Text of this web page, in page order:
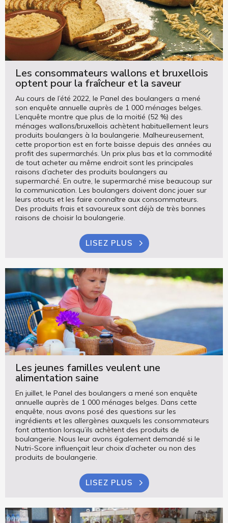
Les consommateurs wallons et bruxellois
optent pour la fraîcheur et la saveur
Au cours de l’été 2022, le Panel des boulangers a mené
son enquête annuelle auprès de 1 000 ménages belges.
L’enquête montre que plus de la moitié (52 %) des
ménages wallons/bruxellois achètent habituellement leurs
produits boulangers à la boulangerie. Malheureusement,
cette proportion est en forte baisse depuis des années au
profit des supermarchés. Un prix plus bas et la commodité
de tout acheter au même endroit sont les principales
raisons d’acheter des produits boulangers au
supermarché. En outre, le supermarché mise beaucoup sur
la communication. Les boulangers doivent donc jouer sur
leurs atouts et les faire connaître aux consommateurs.
Des produits frais et savoureux sont déjà de très bonnes
raisons de choisir la boulangerie.
LISEZ PLUS
Les jeunes familles veulent une
alimentation saine
En juillet, le Panel des boulangers a mené son enquête
annuelle auprès de 1 000 ménages belges. Dans cette
enquête, nous avons posé des questions sur les
ingrédients et les allergènes auxquels les consommateurs
font attention lorsqu’ils achètent des produits de
boulangerie. Nous leur avons également demandé si le
Nutri-Score influençait leur choix d’acheter ou non des
produits de boulangerie.
LISEZ PLUS